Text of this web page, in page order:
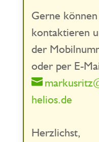
Gerne
kontaktieren
der
oder per E-
helios.de
Herzlichst,